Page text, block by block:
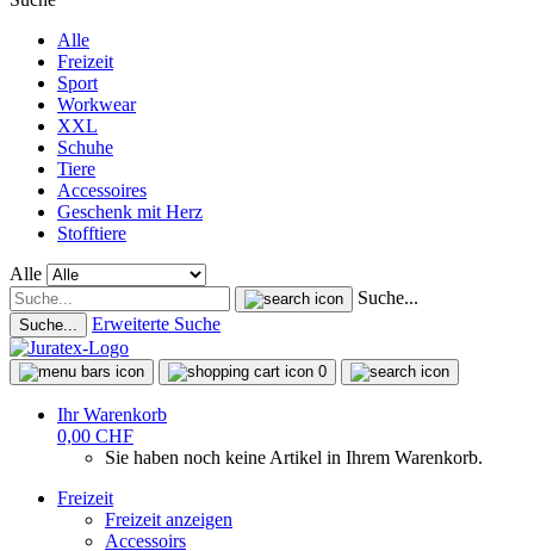
Alle
Freizeit
Sport
Workwear
XXL
Schuhe
Tiere
Accessoires
Geschenk mit Herz
Stofftiere
Alle
Suche...
Suche... Erweiterte Suche
0
Ihr Warenkorb
0,00 CHF
Sie haben noch keine Artikel in Ihrem Warenkorb.
Freizeit
Freizeit anzeigen
Accessoirs